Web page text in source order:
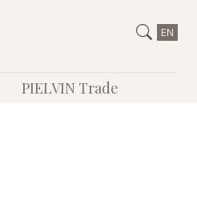
EN
PIELVIN Trade